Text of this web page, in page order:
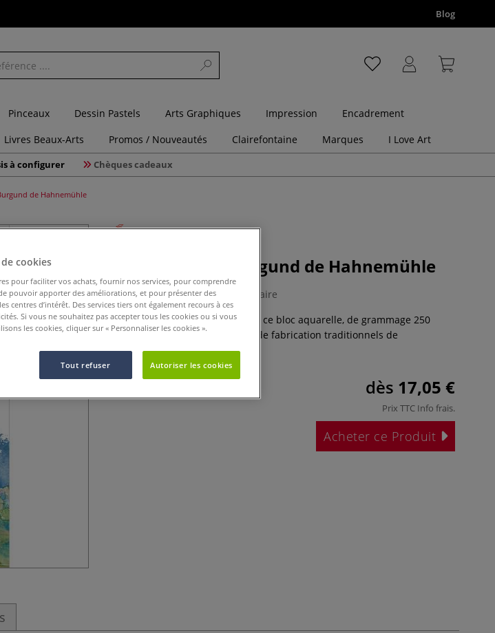
Blog
Pinceaux Dessin Pastels Arts Graphiques Impression
Encadrement
Livres Beaux-Arts Promos / Nouveautés Clairefontaine Marques I Love Art
à configurer Chèques cadeaux
de Hahnemühle
Bloc aquarelle Burgund de Hahnemühle
1 Commentaire
Les 20 feuilles "blanc naturel" de ce bloc aquarelle, de grammage 250
g/m2, sont le fruit des procédés de fabrication traditionnels de
Hahnemuehle.
Plus
dès 17,05 €
Prix TTC Info frais.
Acheter ce Produit
cookies
pour faciliter vos achats, fournir nos services, pour comprendre
pouvoir apporter des améliorations, et pour présenter des
centres d’intérêt. Des services tiers ont également recours à ces
Si vous ne souhaitez pas accepter tous les cookies ou si vous
les cookies, cliquer sur « Personnaliser les cookies ».
Tout refuser Autoriser les cookies